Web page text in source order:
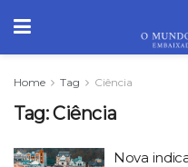
Home Tag Ciência
Tag:Ciência
Nova